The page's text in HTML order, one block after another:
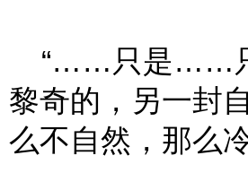
“……只是……只
黎奇的，另一封
么不自然，那么